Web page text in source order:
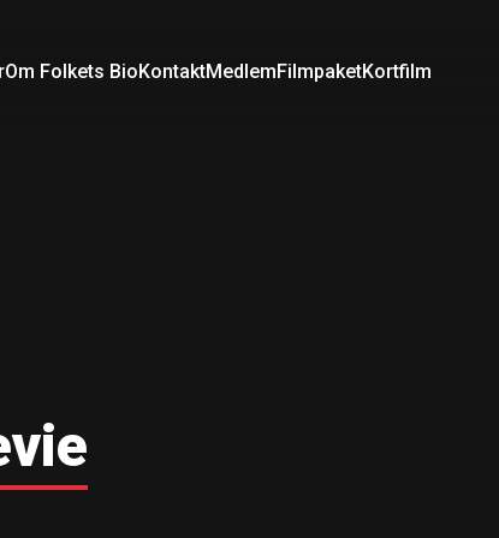
Om Folkets BioKontaktMedlemFilmpaketKortfilm